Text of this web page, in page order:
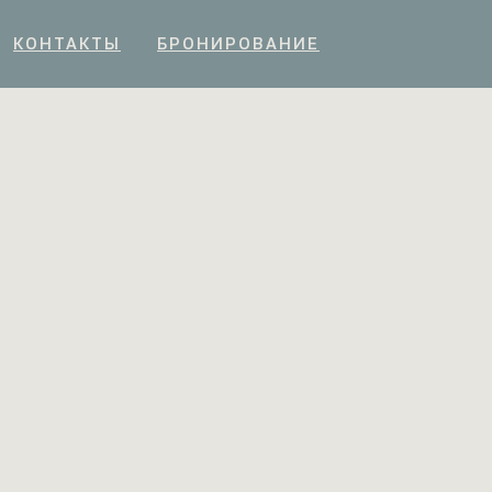
КОНТАКТЫ БРОНИРОВАНИЕ
КОНТАКТЫ БРОНИРОВАНИЕ